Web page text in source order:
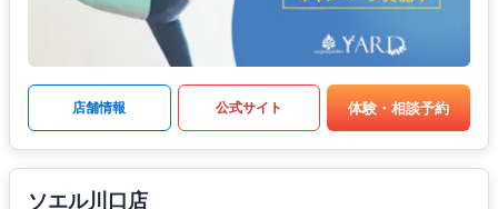
店舗情報 公式サイト 体験・相談予約
ソエル川口店